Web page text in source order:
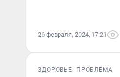
26 февраля, 2024, 17:21
ЗДОРОВЬЕ ПРОБЛЕМА